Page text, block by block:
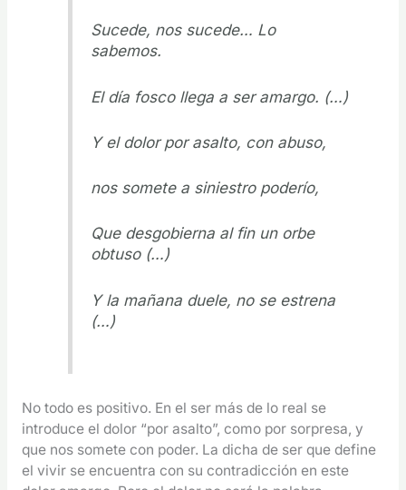
Sucede, nos sucede… Lo
sabemos.
El día fosco llega a ser amargo. (…)
Y el dolor por asalto, con abuso,
nos somete a siniestro poderío,
Que desgobierna al fin un orbe
obtuso (…)
Y la mañana duele, no se estrena
(…)
No todo es positivo. En el ser más de lo real se
introduce el dolor “por asalto”, como por sorpresa, y
que nos somete con poder. La dicha de ser que define
el vivir se encuentra con su contradicción en este